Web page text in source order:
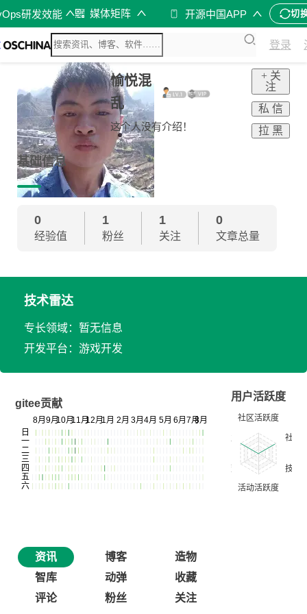
研发效能 媒体矩阵 开源中国APP 切
登录
愉悦混
乱
这个人没有介绍！
+ 关
注
私 信
拉 黑
基础信息
0
经验值
1
粉丝
1
关注
0
文章总量
技术雷达
专长领域：暂无信息
开发平台：游戏开发
gitee贡献
用户活跃度
资讯 博客
造物
智库
动弹
收藏
评论
粉丝 关注